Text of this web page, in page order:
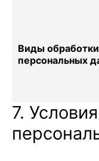
Виды обработки
персональных
7.